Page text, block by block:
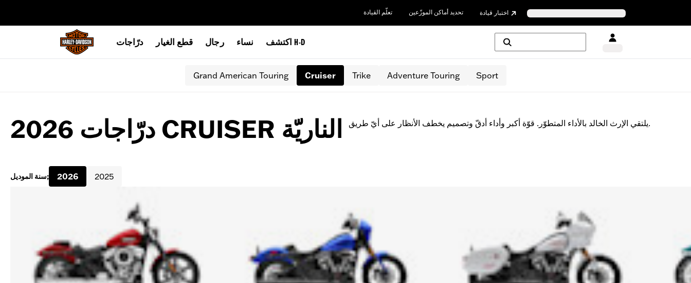
تعلّم القيادة تحديد أماكن الموزّعين اختبار قيادة
درّاجات قطع الغيار رجال نساء اكتشف H-D
Grand American Touring Cruiser Trike Adventure Touring Sport
درّاجات 2026 CRUISER الناريّة يلتقي الإرث الخالد بالأداء المتطوّر. قوّة أكبر وأداء أدقّ وتصميم يخطف الأنظار على أيّ طريق.
سنة الموديل; 2026 2025